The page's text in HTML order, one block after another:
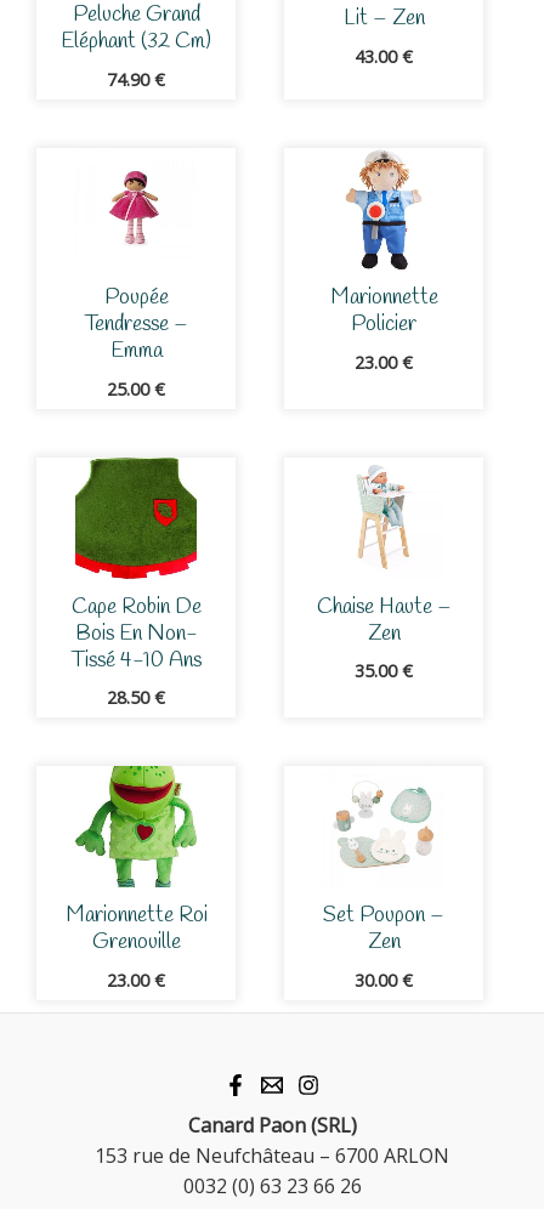
Peluche Grand
Eléphant (32 Cm)
74.90€
Lit – Zen
43.00€
Poupée
Tendresse –
Emma
25.00€
Marionnette
Policier
23.00€
Cape Robin De
Bois En Non-
Tissé 4-10 Ans
28.50€
Chaise Haute –
Zen
35.00€
Marionnette Roi
Grenouille
23.00€
Set Poupon –
Zen
30.00€
Canard Paon (SRL)
153 rue de Neufchâteau – 6700 ARLON
0032 (0) 63 23 66 26